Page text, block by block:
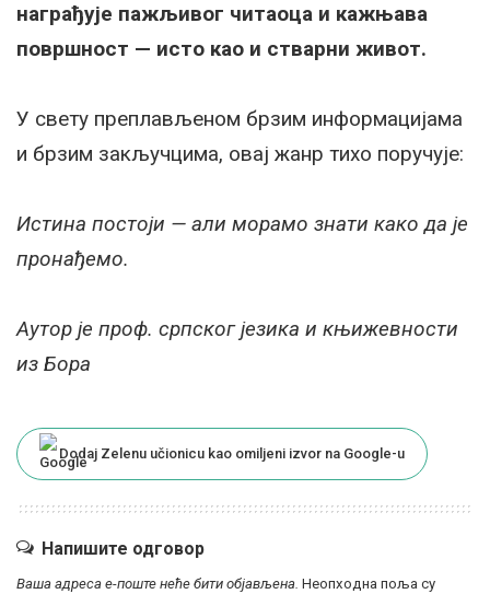
награђује пажљивог читаоца и кажњава
површност — исто као и стварни живот.
У свету преплављеном брзим информацијама
и брзим закључцима, овај жанр тихо поручује:
Истина постоји — али морамо знати како да је
пронађемо.
Аутор је проф. српског језика и књижевности
из Бора
Dodaj Zelenu učionicu kao omiljeni izvor na Google-u
Напишите одговор
Ваша адреса е-поште неће бити објављена. Неопходна поља су